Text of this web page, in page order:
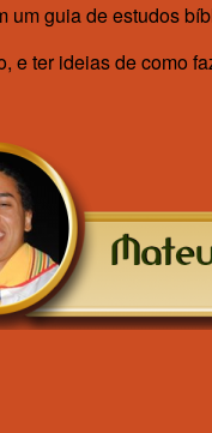
guia de estudos
e ter ideias de como